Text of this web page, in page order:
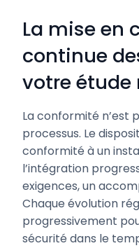
La mise en
continue
votre étude
La conformité n’est
processus. Le
conformité à un
l’intégration
exigences, un
Chaque évolution
progressivement
sécurité dans le